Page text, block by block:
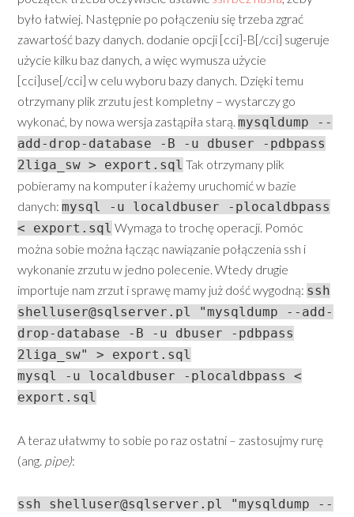
było łatwiej. Następnie po połączeniu się trzeba zgrać
zawartość bazy danych. dodanie opcji [cci]-B[/cci] sugeruje
użycie kilku baz danych, a więc wymusza użycie
[cci]use[/cci] w celu wyboru bazy danych. Dzięki temu
otrzymany plik zrzutu jest kompletny – wystarczy go
wykonać, by nowa wersja zastąpiła starą.mysqldump --
add-drop-database -B -u dbuser -pdbpass
2liga_sw > export.sql Tak otrzymany plik
pobieramy na komputer i każemy uruchomić w bazie
danych:mysql -u localdbuser -plocaldbpass
< export.sql Wymaga to trochę operacji. Pomóc
można sobie można łącząc nawiązanie połączenia ssh i
wykonanie zrzutu w jedno polecenie. Wtedy drugie
importuje nam zrzut i sprawę mamy już dość wygodną: ssh
shelluser@sqlserver.pl
"mysqldump --add-
drop-database -B -u dbuser -pdbpass
2liga_sw" > export.sql
mysql -u localdbuser -plocaldbpass <
export.sql
A teraz ułatwmy to sobie po raz ostatni – zastosujmy rurę
(ang. pipe):
ssh shelluser@sqlserver.pl
"mysqldump --